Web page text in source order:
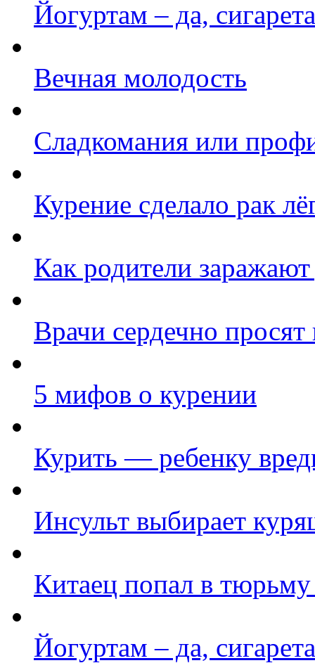
Йогуртам – да,
Вечная молодость
Сладкомания или
Курение сделало рак
Как родители
Врачи сердечно просят
5 мифов о курении
Курить — ребенку
Инсульт выбирает
Китаец попал в тюрьму
Йогуртам – да,